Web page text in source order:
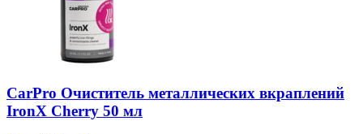
CarPro Очиститель металлических вкраплений
IronX Cherry 50 мл